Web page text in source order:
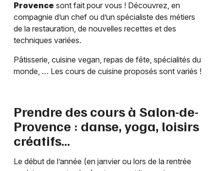
Provence sont fait pour vous ! Découvrez, en
compagnie d’un chef ou d’un spécialiste des métiers
de la restauration, de nouvelles recettes et des
techniques variées.
Pâtisserie, cuisine vegan, repas de fête, spécialités du
monde, … Les cours de cuisine proposés sont variés !
Prendre des cours à Salon-de-
Provence : danse, yoga, loisirs
créatifs…
Le début de l’année (en janvier ou lors de la rentrée